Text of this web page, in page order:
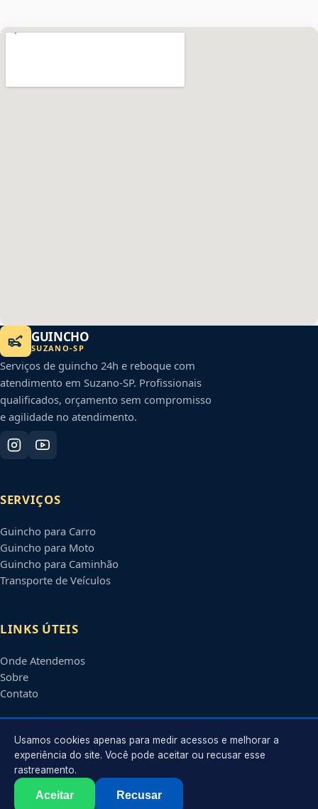
GUINCHO
SUZANO-SP
Serviços de guincho 24h e reboque com
atendimento em Suzano-SP. Profissionais
qualificados, orçamento sem compromisso
e agilidade no atendimento.
SERVIÇOS
Guincho para Carro
Guincho para Moto
Guincho para Caminhão
Transporte de Veículos
LINKS ÚTEIS
Onde Atendemos
Sobre
Contato
CONTATO
Atendimento em
contato@guinchossuzano.com.br
2026 Suzano . Todos os direitos reservados.
Usamos cookies apenas para medir acessos e melhorar a
experiência do site. Você pode aceitar ou recusar esse
rastreamento.
Aceitar Recusar